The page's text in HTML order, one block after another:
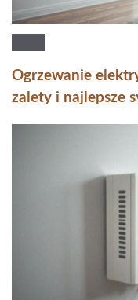
Ogrzewanie
zalety i najlepsze